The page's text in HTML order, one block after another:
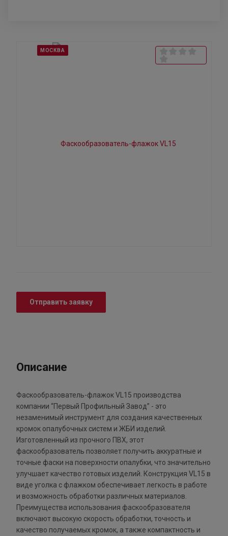
МОСКВА
Отправить заявку
Описание
Фаскообразователь-флажок VL15 производства
компании “Первый Профильный Завод” - это
незаменимый инструмент для создания качественных
кромок опалубочных систем и ЖБИ изделий.
Изготовленный из прочного ПВХ, этот
фаскообразователь позволяет получить аккуратные и
точные фаски на поверхности опалубки, что значительно
улучшает качество готовых изделий. Конструкция VL15 в
виде уголка с флажком обеспечивает легкость в работе
и возможность обработки различных материалов.
Преимущества использования фаскообразователя
включают высокую скорость обработки, точность и
качество получаемых кромок, а также компактность и